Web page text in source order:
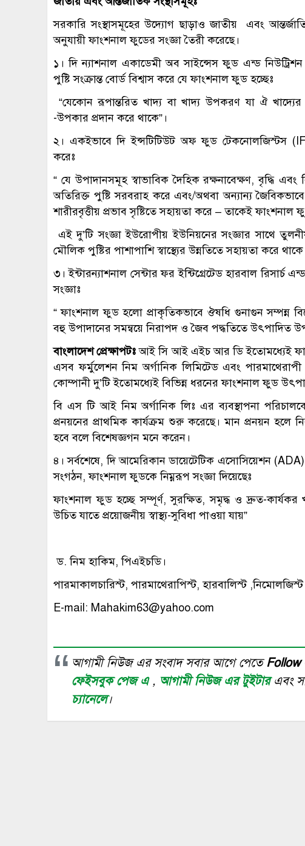
সরকারি সংস্থাসমূহের উদ্যোগ ছাড়াও জাতীয় এবং
অনুযায়ী ফাংশনাল ফুডের সংজ্ঞা তৈরী করেছে।
১। দি ন্যাশনাল একাডেমী অব সাইন্সেস ফুড এন্ড নিউট্রিশন
পুষ্টি সংক্রান্ত বোর্ড বিশ্বাস করে যে ফাংশনাল ফুড হচ্ছেঃ
“যেকোন রূপান্তরিত খাদ্য বা খাদ্য উপকরণ যা ঐ খাদ্যের
-উপকার প্রদান করে থাকে”।
২। একইভাবে দি ইন্সটিটিউট অফ ফুড টেকনোলজিস্টস
করেঃ
“ যে উপাদানসমূহ স্বাভাবিক দৈহিক রক্ষনাবেক্ষণ, বৃদ্ধি
অতিরিক্ত পুষ্টি সরবরাহ করে এবং/অথবা অন্যান্য জৈবিকভাবে
শারীরবৃত্তীয় প্রভাব সৃষ্টিতে সহায়তা করে – তাকেই ফাংশনাল
এই দু’টি সংজ্ঞা ইউরোপীয় ইউনিয়নের সংজ্ঞার সাথে
মৌলিক পুষ্টির পাশাপাশি স্বাস্থ্যের উন্নতিতে সহায়তা করে
৩। ইন্টারন্যাশনাল সেন্টার ফর ইন্টিগ্রেটেড হারবাল
সংজ্ঞাঃ
“ ফাংশনাল ফুড হলো প্রাকৃতিকভাবে ঔষধি গুনাগুন সম্পন্ন
বহু উপাদানের সমন্বয়ে নিরাপদ ও জৈব পদ্ধতিতে উৎপাদিত
বাংলাদেশ প্রেক্ষাপটঃআই সি আই এইচ আর ডি ইতোমধ্যেই
এসব ফর্মুলেশন নিম অর্গানিক লিমিটেড এবং পারমাথেরাপী
কোম্পানী দু’টি ইতোমধ্যেই বিভিন্ন ধরনের ফাংশনাল ফুড
বি এস টি আই নিম অর্গানিক লিঃ এর ব্যবস্থাপনা
প্রনয়নের প্রাথমিক কার্যক্রম শুরু করেছে। মান প্রনয়ন হলে
হবে বলে বিশেষজ্ঞগন মনে করেন।
৪। সর্বশেষে, দি আমেরিকান ডায়েটেটিক এসোসিয়েশন (ADA),
সংগঠন, ফাংশনাল ফুডকে নিম্নরূপ সংজ্ঞা দিয়েছেঃ
ফাংশনাল ফুড হচ্ছে সম্পূর্ণ, সুরক্ষিত, সমৃদ্ধ ও দ্রুত-কার্যকর
উচিত যাতে প্রয়োজনীয় স্বাস্থ্য-সুবিধা পাওয়া যায়”
ড. নিম হাকিম, পিএইচডি।
পারমাকালচারিস্ট, পারমাথেরাপিস্ট, হারবালিস্ট
E-mail: Mahakim63@yahoo.com
আগামী নিউজ এর সংবাদ সবার আগে পেতেFollow
ফেইসবুক পেজ এ , আগামী নিউজ এর টুইটারএবং
চ্যানেলে।